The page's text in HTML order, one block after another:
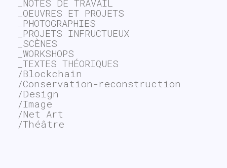
_NOTES DE TRAVAIL
_OEUVRES ET PROJETS
_PHOTOGRAPHIES
_PROJETS INFRUCTUEUX
_SCÈNES
_WORKSHOPS
_TEXTES THÉORIQUES
/Blockchain
/Conservation-reconstruction
/Design
/Image
/Net Art
/Théâtre